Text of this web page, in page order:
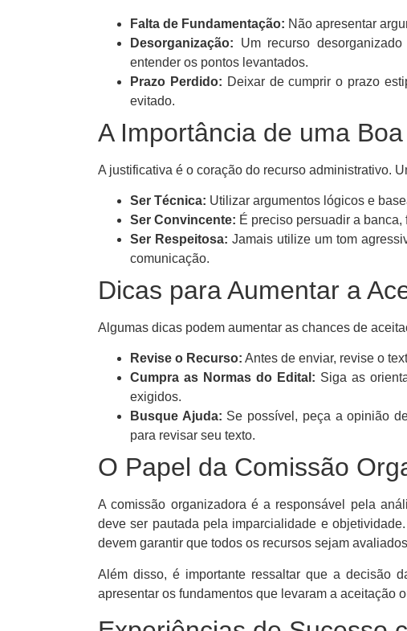
Falta de Fundamentação: Não apresentar
Desorganização: Um recurso
entender os pontos levantados.
Prazo Perdido: Deixar de cumprir o prazo
evitado.
A Importância de uma
A justificativa é o coração do recurso administrativo.
Ser Técnica: Utilizar argumentos lógicos e
Ser Convincente: É preciso persuadir a
Ser Respeitosa: Jamais utilize um tom
comunicação.
Dicas para Aumentar a
Algumas dicas podem aumentar as chances de
Revise o Recurso: Antes de enviar, revise o
Cumpra as Normas do Edital: Siga as
exigidos.
Busque Ajuda: Se possível, peça a opinião
para revisar seu texto.
O Papel da Comissão
A comissão organizadora é a responsável pela
deve ser pautada pela imparcialidade e
devem garantir que todos os recursos sejam
Além disso, é importante ressaltar que a decisão
apresentar os fundamentos que levaram a aceitação